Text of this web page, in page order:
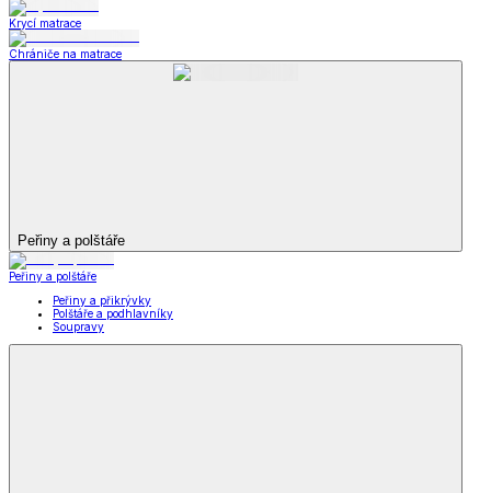
Krycí matrace
Chrániče na matrace
Peřiny a polštáře
Peřiny a polštáře
Peřiny a přikrývky
Polštáře a podhlavníky
Soupravy